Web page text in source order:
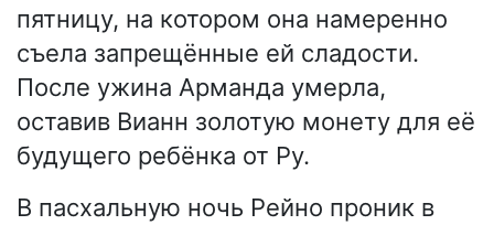
пятницу, на котором она намеренно
съела запрещённые ей сладости.
После ужина Арманда умерла,
оставив Вианн золотую монету для её
будущего ребёнка от Ру.
В пасхальную ночь Рейно проник в